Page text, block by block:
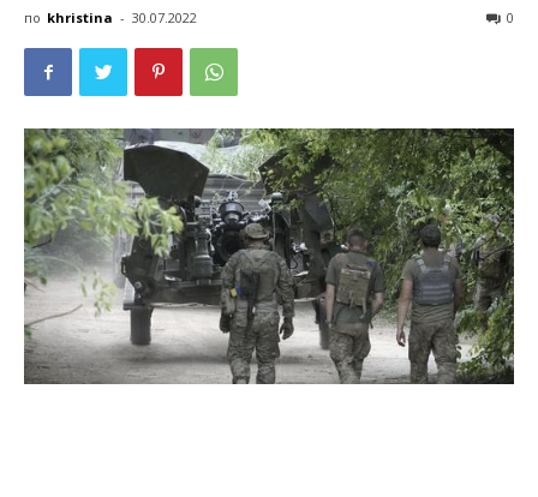
по khristina - 30.07.2022 0